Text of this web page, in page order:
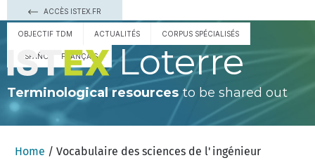
ACCÈS ISTEX.FR
OBJECTIF TDM ACTUALITÉS CORPUS SPÉCIALISÉS
ESPAÑOL FRANÇAIS Loterre
Terminological resourcesto be shared out
Home / Vocabulaire des sciences de l'ingénieur